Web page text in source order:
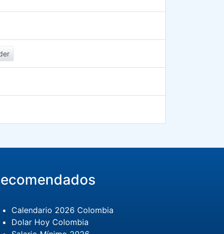
Calendario 2026 Colombia
Dolar Hoy Colombia